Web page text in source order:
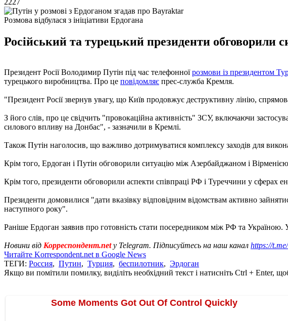
Розмова відбулася з ініціативи Ердогана
Російський та турецький президенти обговорили
Президент Росії Володимир Путін під час телефонноїрозмови із президентом
турецького виробництва. Про це повідомляє прес-служба Кремля.
"Президент Росії звернув увагу, що Київ продовжує деструктивну лінію,
З його слів, про це свідчить "провокаційна активність" ЗСУ, включаючи
силового впливу на Донбас", - зазначили в Кремлі.
Також Путін наголосив, що важливо дотримуватися комплексу заходів для
Крім того, Ердоган і Путін обговорили ситуацію між Азербайджаном і Вірменією,
Крім того, президенти обговорили аспекти співпраці РФ і Туреччини у сферах
Президенти домовилися "дати вказівку відповідним відомствам активно
наступного року".
Раніше Ердоган заявив про готовність стати посередником між РФ та Україною.
Новини від Корреспондент.netу Telegram. Підписуйтесь на наш канал https://
Читайте Korrespondent.net в Google News
ТЕГИ: Россия, Путин, Турция, беспилотник, Эрдоган
Якщо ви помітили помилку, виділіть необхідний текст і натисніть Ctrl + Enter,